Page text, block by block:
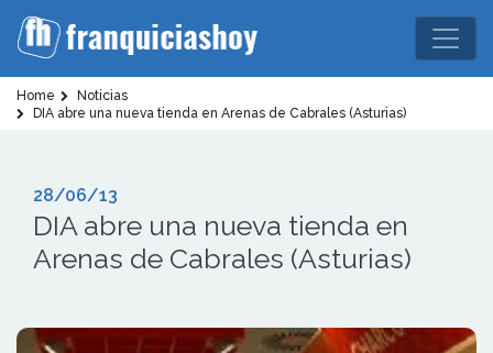
Home
Noticias
DIA abre una nueva tienda en Arenas de Cabrales (Asturias)
28/06/13
DIA abre una nueva tienda en
Arenas de Cabrales (Asturias)